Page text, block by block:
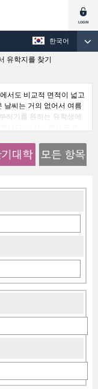
한국어
유학지를 찾기
서도 비교적 면적이 넓고
날씨는 거의 없어서 여름
하기를 원하는 유학생에
니다. 나가노현은 도쿄
할 수 있으며 2015년 여
이 더욱 편리해졌다고 느